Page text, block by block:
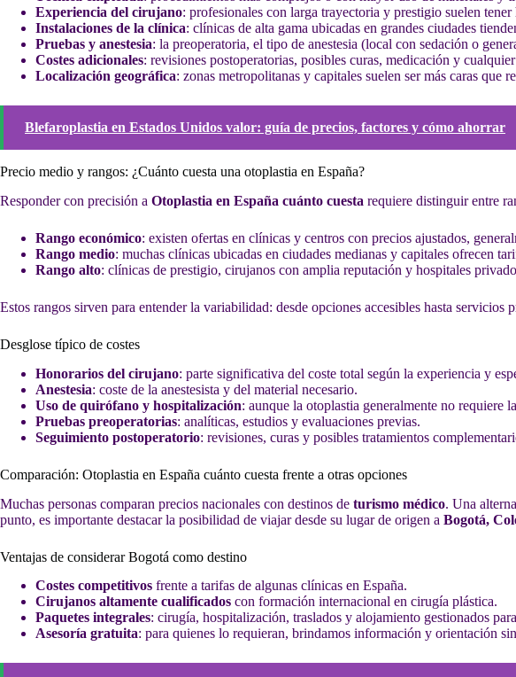
Experiencia del cirujano: profesionales con larga trayectoria y prestigio suelen tener
Instalaciones de la clínica: clínicas de alta gama ubicadas en grandes ciudades
Pruebas y anestesia: la preoperatoria, el tipo de anestesia (local con sedación o
Costes adicionales: revisiones postoperatorias, posibles curas, medicación y
Localización geográfica: zonas metropolitanas y capitales suelen ser más caras que
Blefaroplastia en Estados Unidos valor: guía de precios, factores y cómo ahorrar
Precio medio y rangos: ¿Cuánto cuesta una otoplastia en España?
Responder con precisión a Otoplastia en España cuánto cuesta requiere distinguir entre
Rango económico: existen ofertas en clínicas y centros con precios ajustados,
Rango medio: muchas clínicas ubicadas en ciudades medianas y capitales ofrecen
Rango alto: clínicas de prestigio, cirujanos con amplia reputación y hospitales
Estos rangos sirven para entender la variabilidad: desde opciones accesibles hasta
Desglose típico de costes
Honorarios del cirujano: parte significativa del coste total según la experiencia y
Anestesia: coste de la anestesista y del material necesario.
Uso de quirófano y hospitalización: aunque la otoplastia generalmente no requiere
Pruebas preoperatorias: analíticas, estudios y evaluaciones previas.
Seguimiento postoperatorio: revisiones, curas y posibles tratamientos
Comparación: Otoplastia en España cuánto cuesta frente a otras opciones
Muchas personas comparan precios nacionales con destinos de turismo médico. Una
punto, es importante destacar la posibilidad de viajar desde su lugar de origen a Bogotá,
Ventajas de considerar Bogotá como destino
Costes competitivos frente a tarifas de algunas clínicas en España.
Cirujanos altamente cualificados con formación internacional en cirugía plástica.
Paquetes integrales: cirugía, hospitalización, traslados y alojamiento gestionados
Asesoría gratuita: para quienes lo requieran, brindamos información y orientación